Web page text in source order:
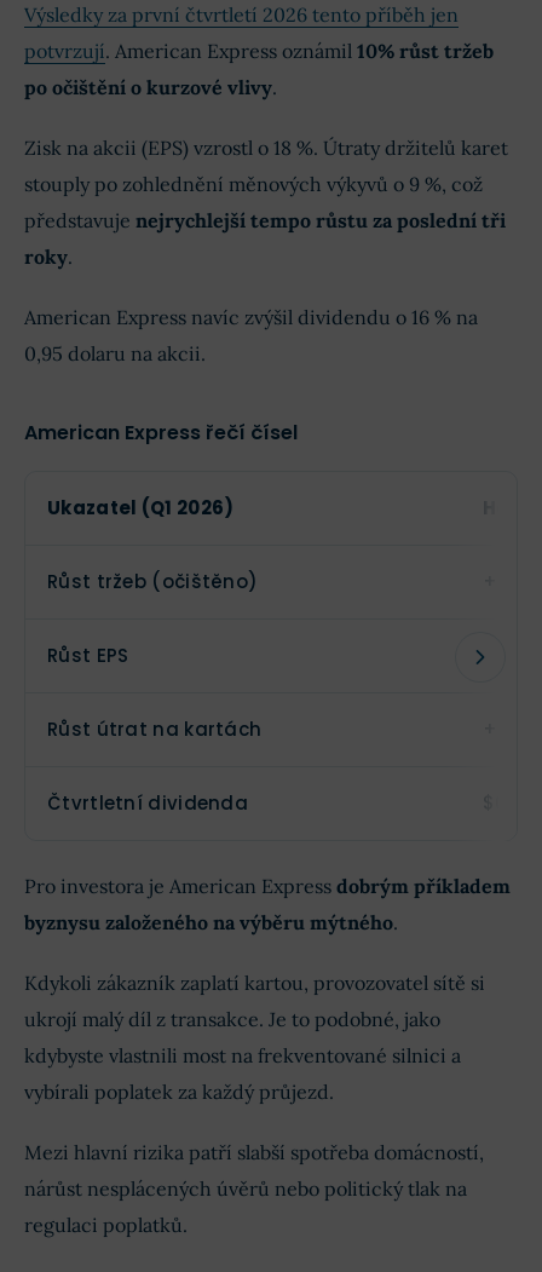
Výsledky za první čtvrtletí 2026 tento příběh jen
potvrzují. American Express oznámil 10% růst tržeb
po očištění o kurzové vlivy.
Zisk na akcii (EPS) vzrostl o 18 %. Útraty držitelů karet
stouply po zohlednění měnových výkyvů o 9 %, což
představuje nejrychlejší tempo růstu za poslední tři
roky.
American Express navíc zvýšil dividendu o 16 % na
0,95 dolaru na akcii.
American Express řečí čísel
Ukazatel (Q1 2026)
Růst tržeb (očištěno)
Růst EPS + 18 %
Růst útrat na kartách
Čtvrtletní dividenda
Pro investora je American Express dobrým příkladem
byznysu založeného na výběru mýtného.
Kdykoli zákazník zaplatí kartou, provozovatel sítě si
ukrojí malý díl z transakce. Je to podobné, jako
kdybyste vlastnili most na frekventované silnici a
vybírali poplatek za každý průjezd.
Mezi hlavní rizika patří slabší spotřeba domácností,
nárůst nesplácených úvěrů nebo politický tlak na
regulaci poplatků.